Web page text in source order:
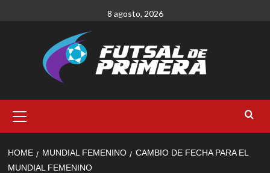
8 agosto, 2026
Menu
HOME MUNDIAL FEMENINO
CAMBIO DE FECHA PARA EL
MUNDIAL FEMENINO